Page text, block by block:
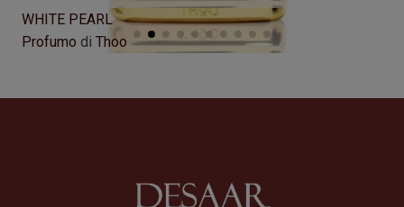
WHITE PEARL
Profumo di Thoo